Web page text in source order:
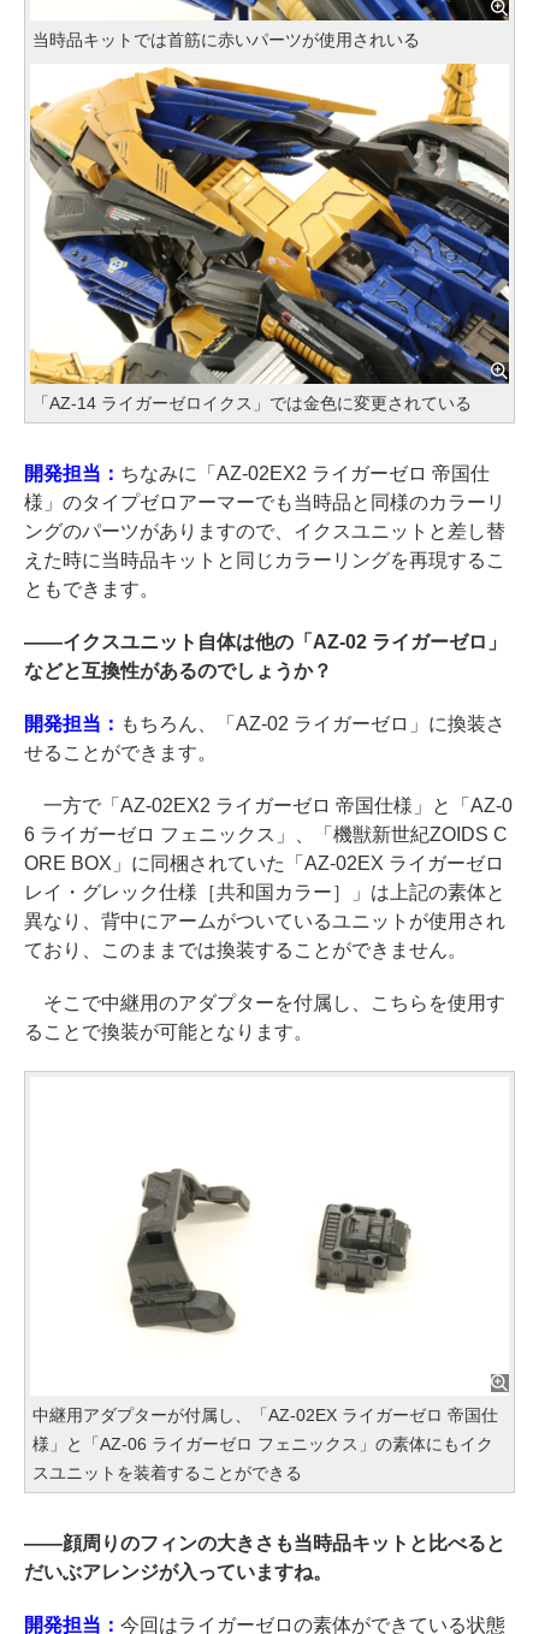
当時品キットでは首筋に赤いパーツが使用されいる
「AZ-14 ライガーゼロイクス」では金色に変更されている
開発担当： ちなみに「AZ-02EX2 ライガーゼロ 帝国仕
様」のタイプゼロアーマーでも当時品と同様のカラーリ
ングのパーツがありますので、イクスユニットと差し替
えた時に当時品キットと同じカラーリングを再現するこ
ともできます。
――イクスユニット自体は他の「AZ-02 ライガーゼロ」
などと互換性があるのでしょうか？
開発担当： もちろん、「AZ-02 ライガーゼロ」に換装さ
せることができます。
一方で「AZ-02EX2 ライガーゼロ 帝国仕様」と「AZ-0
6 ライガーゼロ フェニックス」、「機獣新世紀ZOIDS C
ORE BOX」に同梱されていた「AZ-02EX ライガーゼロ
レイ・グレック仕様［共和国カラー］」は上記の素体と
異なり、背中にアームがついているユニットが使用され
ており、このままでは換装することができません。
そこで中継用のアダプターを付属し、こちらを使用す
ることで換装が可能となります。
中継用アダプターが付属し、「AZ-02EX ライガーゼロ 帝国仕
様」と「AZ-06 ライガーゼロ フェニックス」の素体にもイク
スユニットを装着することができる
――顔周りのフィンの大きさも当時品キットと比べると
だいぶアレンジが入っていますね。
開発担当： 今回はライガーゼロの素体ができている状態